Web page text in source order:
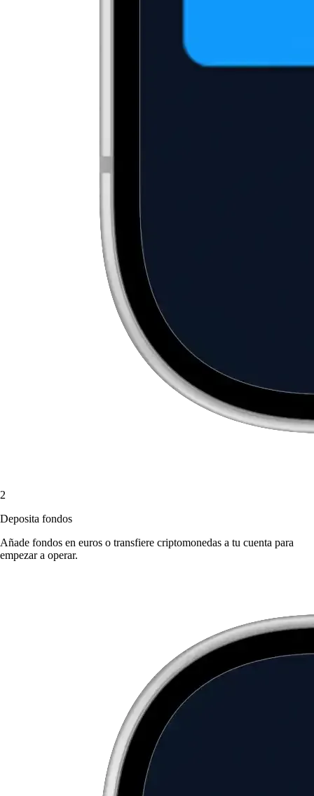
2
Deposita fondos
Añade fondos en euros o transfiere criptomonedas a tu cuenta para
empezar a operar.